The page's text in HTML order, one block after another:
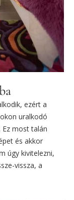
ezért a
uralkodó
Ez most talán
és akkor
úgy kivitelezni,
vissza, a